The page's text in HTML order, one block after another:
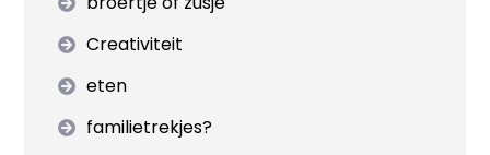
Creativiteit
eten
familietrekjes?